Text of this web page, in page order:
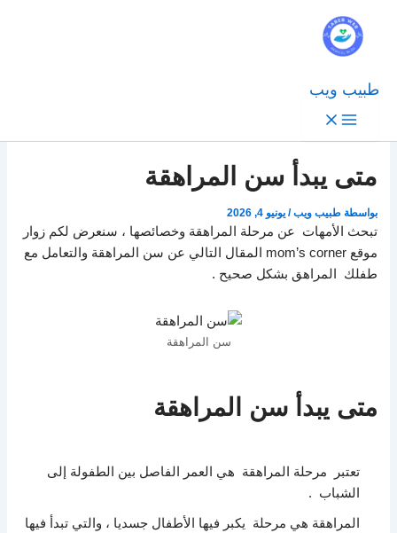
طبيب ويب
متى يبدأ سن المراهقة
بواسطة طبيب ويب/يونيو 4, 2026
تبحث الأمهات عن مرحلة المراهقة وخصائصها ، سنعرض لكم زوار
موقع mom’s corner المقال التالي عن سن المراهقة والتعامل مع
طفلك المراهق بشكل صحيح .
سن المراهقة
متى يبدأ سن المراهقة
تعتبر مرحلة المراهقة هي العمر الفاصل بين الطفولة إلى
الشباب .
المراهقة هي مرحلة يكبر فيها الأطفال جسديا ، والتي تبدأ فيها